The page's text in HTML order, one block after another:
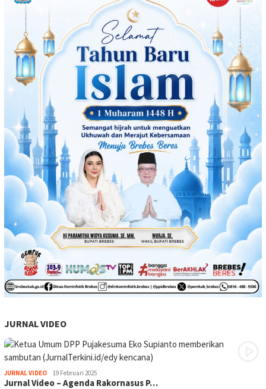
JURNAL VIDEO
JURNAL VIDEO 19 Februari 2025
Jurnal Video – Agenda Rakornasus P…